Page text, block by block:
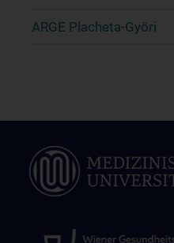
ARGE Placheta-Györi